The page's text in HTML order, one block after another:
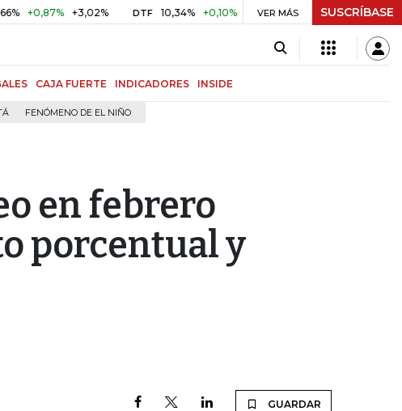
+3,02% DTF 10,34% +0,10% +0,98% UVR $ 416,81 +$ 0,05
VER MÁS SUSCRÍBASE
CAJA FUERTE INDICADORES INSIDE
FENÓMENO DE EL NIÑO
en febrero
porcentual y
GUARDAR